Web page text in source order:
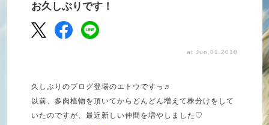
お久しぶりです！
at Jun.01.2018
久しぶりのブログ登場のエトウですっ♬
以前、多肉植物を頂いてからどんどん増えて株分けをして
いたのですが、最近新しい仲間を増やしました♡